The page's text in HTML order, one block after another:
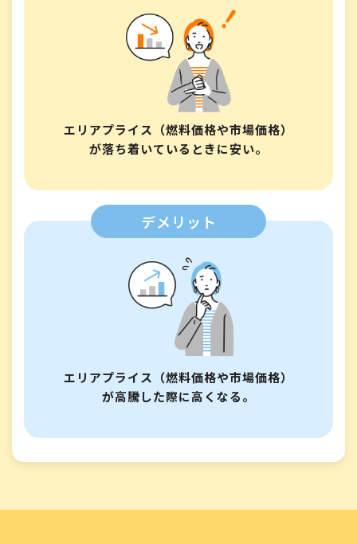
エリアプライス（燃料価格や市場価格）
が落ち着いているときに安い。
デメリット
エリアプライス（燃料価格や市場価格）
が高騰した際に高くなる。